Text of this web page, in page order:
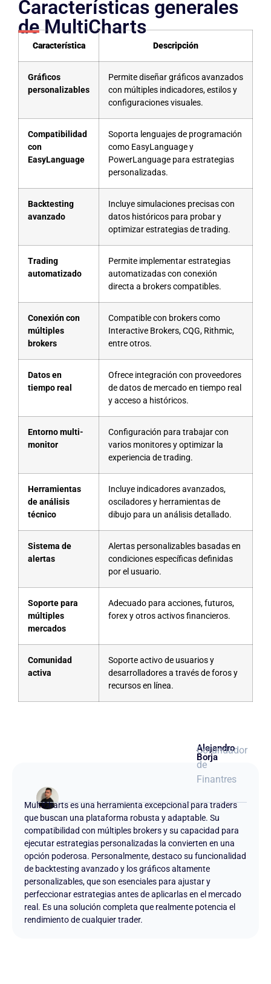
Características generales
de MultiCharts
Característica Descripción
Gráficos
personalizables
Permite diseñar gráficos avanzados
con múltiples indicadores, estilos y
configuraciones visuales.
Compatibilidad
con
EasyLanguage
Soporta lenguajes de programación
como EasyLanguage y
PowerLanguage para estrategias
personalizadas.
Backtesting
avanzado
Incluye simulaciones precisas con
datos históricos para probar y
optimizar estrategias de trading.
Trading
automatizado
Permite implementar estrategias
automatizadas con conexión
directa a brokers compatibles.
Conexión con
múltiples
brokers
Compatible con brokers como
Interactive Brokers, CQG, Rithmic,
entre otros.
Datos en
tiempo real
Ofrece integración con proveedores
de datos de mercado en tiempo real
y acceso a históricos.
Entorno multi-
monitor
Configuración para trabajar con
varios monitores y optimizar la
experiencia de trading.
Herramientas
de análisis
técnico
Incluye indicadores avanzados,
osciladores y herramientas de
dibujo para un análisis detallado.
Sistema de
alertas
Alertas personalizables basadas en
condiciones específicas definidas
por el usuario.
Soporte para
múltiples
mercados
Adecuado para acciones, futuros,
forex y otros activos financieros.
Comunidad
activa
Soporte activo de usuarios y
desarrolladores a través de foros y
recursos en línea.
Alejandro
Borja
Cofundador
de
Finantres
MultiCharts es una herramienta excepcional para traders
que buscan una plataforma robusta y adaptable. Su
compatibilidad con múltiples brokers y su capacidad para
ejecutar estrategias personalizadas la convierten en una
opción poderosa. Personalmente, destaco su funcionalidad
de backtesting avanzado y los gráficos altamente
personalizables, que son esenciales para ajustar y
perfeccionar estrategias antes de aplicarlas en el mercado
real. Es una solución completa que realmente potencia el
rendimiento de cualquier trader.